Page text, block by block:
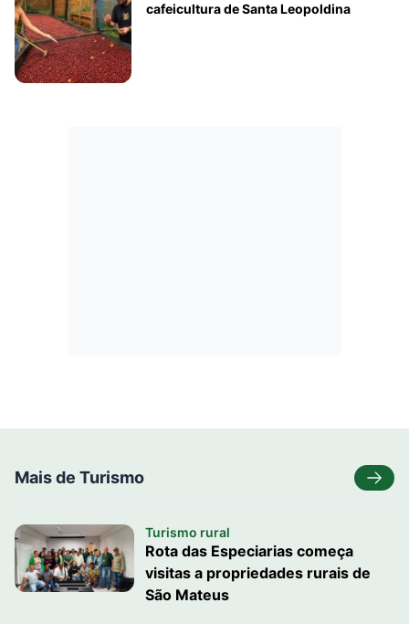
cafeicultura de Santa Leopoldina
Mais de Turismo
Turismo rural
Rota das Especiarias começa
visitas a propriedades rurais de
São Mateus